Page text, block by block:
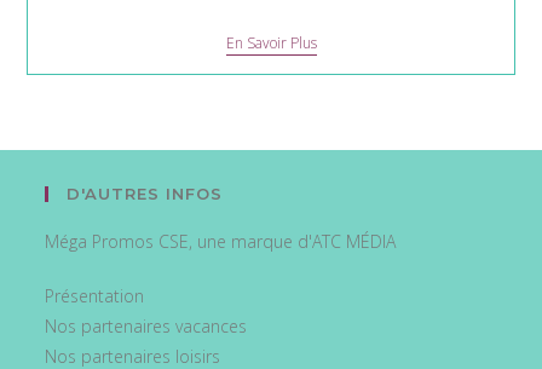
En Savoir PlusCAMPINGS.COM
D'AUTRES INFOS
Méga Promos CSE, une marque d'ATC MÉDIA
Présentation
Nos partenaires vacances
Nos partenaires loisirs